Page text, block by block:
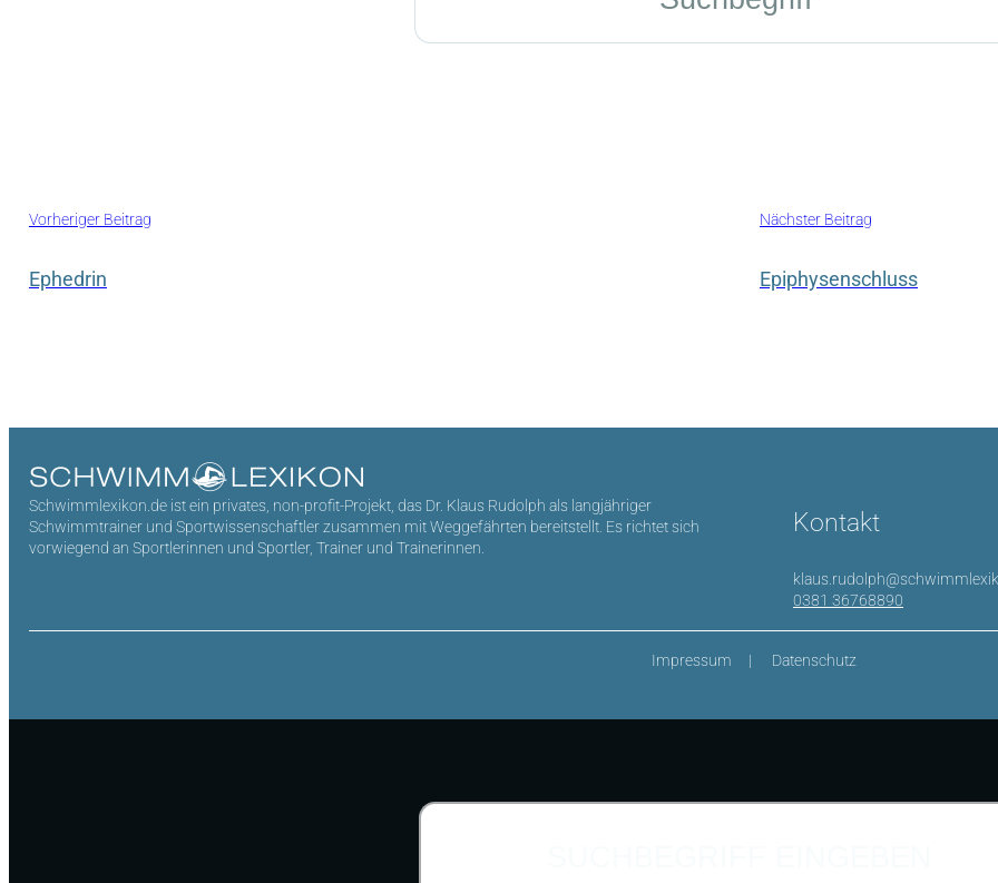
Vorheriger Beitrag
Ephedrin
Nächster Beitrag
Epiphysenschluss
Schwimmlexikon.de ist ein privates, non-profit-Projekt, das Dr. Klaus Rudolph als langjähriger
Schwimmtrainer und Sportwissenschaftler zusammen mit Weggefährten bereitstellt. Es richtet sich
vorwiegend an Sportlerinnen und Sportler, Trainer und Trainerinnen.
Kontakt
0381 36768890
Impressum Datenschutz
Suchen